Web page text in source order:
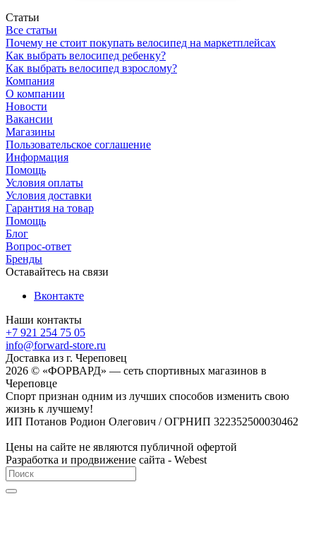
Статьи
Все статьи
Почему не стоит покупать велосипед на маркетплейсах
Как выбрать велосипед ребенку?
Как выбрать велосипед взрослому?
Компания
О компании
Новости
Вакансии
Магазины
Пользовательское соглашение
Информация
Помощь
Условия оплаты
Условия доставки
Гарантия на товар
Помощь
Блог
Вопрос-ответ
Бренды
Оставайтесь на связи
Вконтакте
Наши контакты
+7 921 254 75 05
info@forward-store.ru
Доставка из г. Череповец
2026 © «ФОРВАРД» — сеть спортивных магазинов в
Череповце
Спорт признан одним из лучших способов изменить свою
жизнь к лучшему!
ИП Потанов Родион Олегович / ОГРНИП 322352500030462
Цены на сайте не являются публичной офертой
Разработка и продвижение сайта - Webest